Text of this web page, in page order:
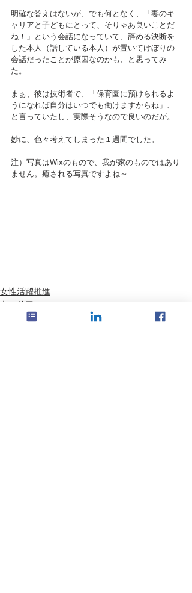
明確な答えはないが、でも何となく、「妻のキ
ャリアと子どもにとって、そりゃあ良いことだ
ね！」という会話になっていて、辞める決断を
した本人（話している本人）が置いてけぼりの
会話だったことが原因なのかも、と思ってみ
た。
まぁ、彼は技術者で、「保育園に預けられるよ
うになれば自分はいつでも働けますからね」、
と言っていたし、実際そうなので良いのだが。
妙に、色々考えてしまった１週間でした。
注）写真はWixのもので、我が家のものではあり
ません。癒される写真ですよね～
女性活躍推進
キャリア
最近思うこと